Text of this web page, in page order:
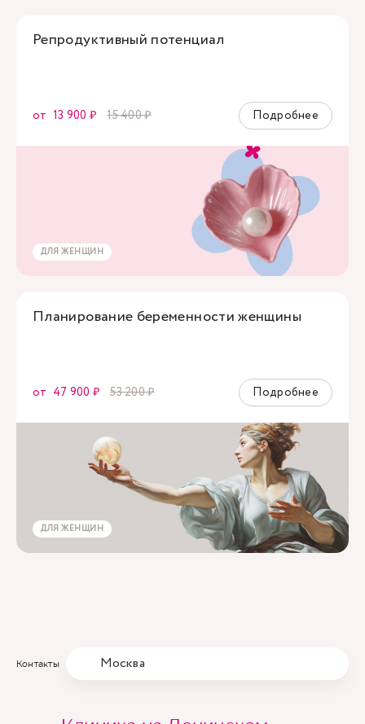
Репродуктивный потенциал
от 13 900 ₽ 15 400 ₽ Подробнее
ДЛЯ ЖЕНЩИН
Планирование беременности женщины
от 47 900 ₽ 53 200 ₽ Подробнее
ДЛЯ ЖЕНЩИН
Контакты Москва